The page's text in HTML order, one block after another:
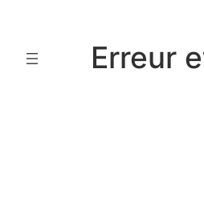
contenu
Erreur